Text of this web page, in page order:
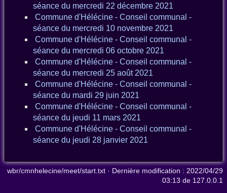
séance du mercredi 22 décembre 2021
Commune d'Hélécine - Conseil communal -
séance du mercredi 10 novembre 2021
Commune d'Hélécine - Conseil communal -
séance du mercredi 06 octobre 2021
Commune d'Hélécine - Conseil communal -
séance du mercredi 25 août 2021
Commune d'Hélécine - Conseil communal -
séance du mardi 29 juin 2021
Commune d'Hélécine - Conseil communal -
séance du jeudi 11 mars 2021
Commune d'Hélécine - Conseil communal -
séance du jeudi 28 janvier 2021
wbr/cmnhelecine/meet/start.txt · Dernière modification : 2022/04/29
03:13 de 127.0.0.1